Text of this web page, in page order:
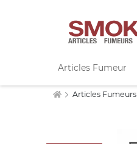
Articles Fumeur
Articles Fumeurs